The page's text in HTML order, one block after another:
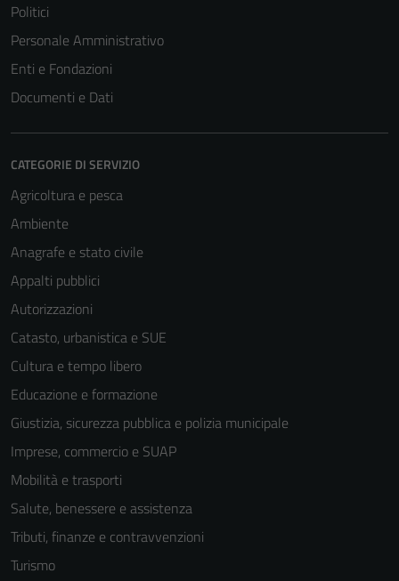
Politici
Personale Amministrativo
Enti e Fondazioni
Documenti e Dati
CATEGORIE DI SERVIZIO
Agricoltura e pesca
Ambiente
Anagrafe e stato civile
Appalti pubblici
Autorizzazioni
Catasto, urbanistica e SUE
Cultura e tempo libero
Educazione e formazione
Giustizia, sicurezza pubblica e polizia municipale
Imprese, commercio e SUAP
Mobilità e trasporti
Salute, benessere e assistenza
Tributi, finanze e contravvenzioni
Turismo